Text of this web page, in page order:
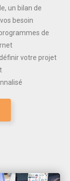
un bilan de
besoin
de
votre projet